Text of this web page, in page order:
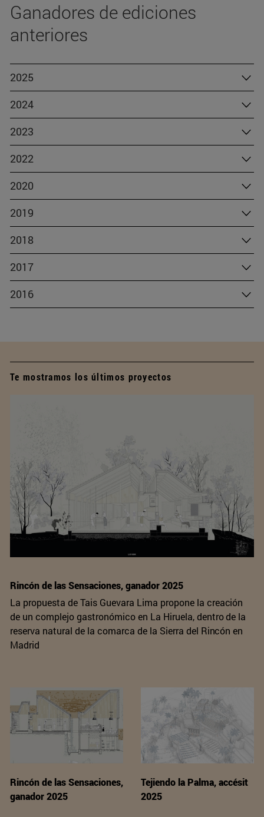
Ganadores de ediciones
anteriores
2025
2024
2023
2022
2020
2019
2018
2017
2016
Te mostramos los últimos proyectos
Rincón de las Sensaciones, ganador 2025
La propuesta de Tais Guevara Lima propone la creación
de un complejo gastronómico en La Hiruela, dentro de la
reserva natural de la comarca de la Sierra del Rincón en
Madrid
Rincón de las Sensaciones,
ganador 2025
Tejiendo la Palma, accésit
2025